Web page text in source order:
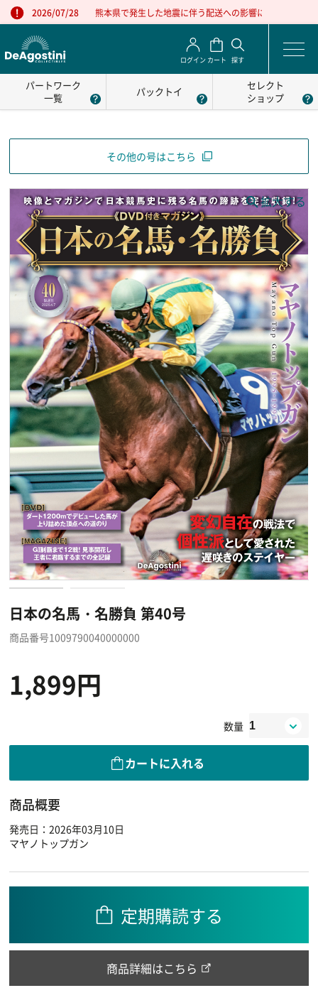
2026/07/28 熊本県で発生した地震に伴う配送への影響について
ログイン カート 探す
パートワーク
一覧
パックトイ
セレクト
ショップ
その他の号はこちら
日本の名馬・名勝負 第40号
商品番号1009790040000000
1,899円
数量
カートに入れる
商品概要
発売日：2026年03月10日
マヤノトップガン
定期購読する
商品詳細はこちら